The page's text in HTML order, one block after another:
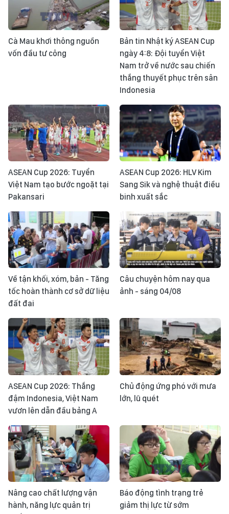
Cà Mau khơi thông nguồn
vốn đầu tư công
Bản tin Nhật ký ASEAN Cup
ngày 4:8: Đội tuyển Việt
Nam trở về nước sau chiến
thắng thuyết phục trên sân
Indonesia
ASEAN Cup 2026: Tuyển
Việt Nam tạo bước ngoặt tại
Pakansari
ASEAN Cup 2026: HLV Kim
Sang Sik và nghệ thuật điều
binh xuất sắc
Về tận khối, xóm, bản - Tăng
tốc hoàn thành cơ sở dữ liệu
đất đai
Câu chuyện hôm nay qua
ảnh - sáng 04/08
ASEAN Cup 2026: Thắng
đậm Indonesia, Việt Nam
vươn lên dẫn đầu bảng A
Chủ động ứng phó với mưa
lớn, lũ quét
Nâng cao chất lượng vận
hành, năng lực quản trị
Báo động tình trạng trẻ
giảm thị lực từ sớm